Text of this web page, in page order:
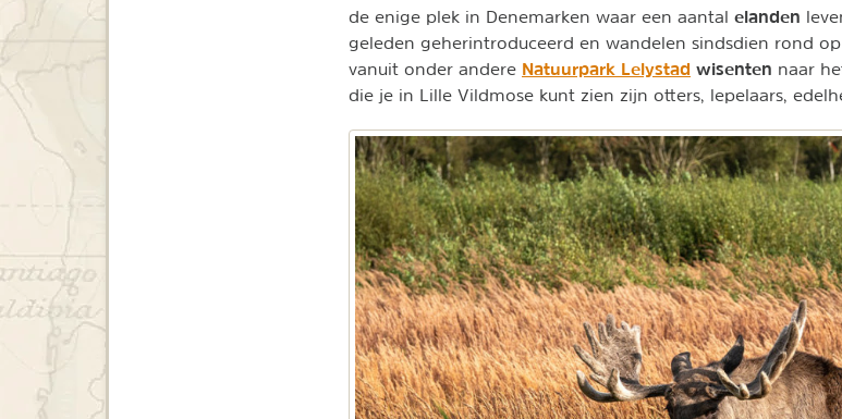
de enige plek in Denemarken waar een aantal elanden
geleden geherintroduceerd en wandelen sindsdien rond
vanuit onder andere Natuurpark Lelystad wisenten naar
die je in Lille Vildmose kunt zien zijn otters, lepelaars,